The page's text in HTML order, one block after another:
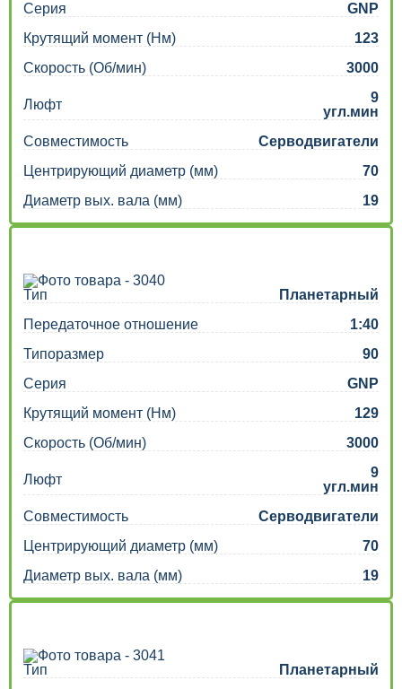
Серия
GNP
Крутящий момент (Нм)
123
Скорость (Об/мин)
3000
Люфт
9
угл.мин
Совместимость
Серводвигатели
Центрирующий диаметр (мм)
70
Диаметр вых. вала (мм)
19
Тип
Планетарный
Передаточное отношение
1:40
Типоразмер
90
Серия
GNP
Крутящий момент (Нм)
129
Скорость (Об/мин)
3000
Люфт
9
угл.мин
Совместимость
Серводвигатели
Центрирующий диаметр (мм)
70
Диаметр вых. вала (мм)
19
Тип
Планетарный